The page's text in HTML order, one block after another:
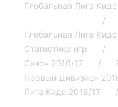
Глобальная Лига
Глобальная Лига
Статистика игр
Сезон 2016/17
Первый Дивизион
Лига Кидс 2016/17